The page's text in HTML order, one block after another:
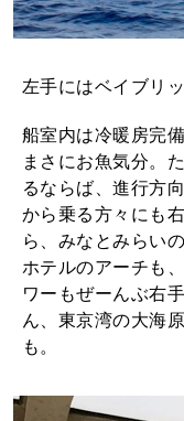
左手にはベイブリ
船室内は冷暖房完
まさにお魚気分。
るならば、進行方
から乗る方々にも
ら、みなとみらい
ホテルのアーチも
ワーもぜーんぶ右
ん、東京湾の大海
も。